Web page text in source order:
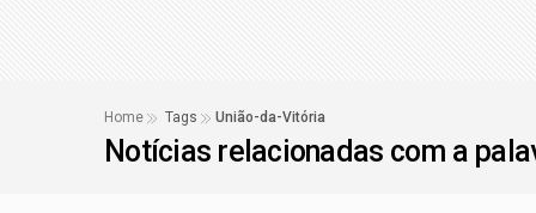
Tempo severo:
Home Tags União-da-Vitória
Notícias relacionadas com a